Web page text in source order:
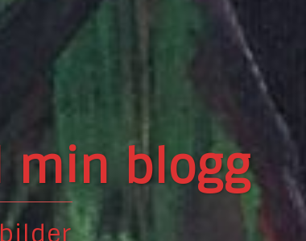
illustrationer